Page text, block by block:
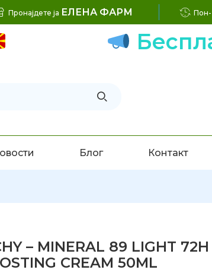
Пронајдете ја ЕЛЕНА ФАРМ
Блог Контакт
– MINERAL 89 LIGHT
CREAM 50ML